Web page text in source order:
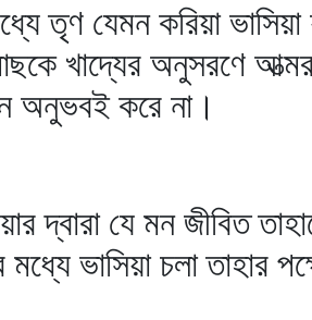
তৃণ যেমন করিয়া
খাদ্যের অনুসরণে
অনুভবই করে না।
দ্বারা যে মন জীবিত
ভাসিয়া চলা তাহার